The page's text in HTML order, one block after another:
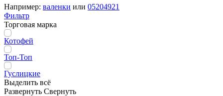
Например: валенки или 05204921
Фильтр
Торговая марка
Котофей
Топ-Топ
Гуслицкие
Выделить всё
Развернуть Свернуть